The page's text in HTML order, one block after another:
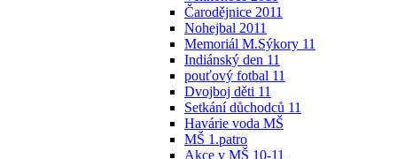
Čarodějnice 2011
Nohejbal 2011
Memoriál M.Sýkory 11
Indiánský den 11
pouťový fotbal 11
Dvojboj děti 11
Setkání důchodců 11
Havárie voda MŠ
MŠ 1.patro
Akce v MŠ 10-11